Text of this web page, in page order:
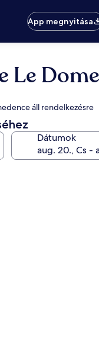
App megnyitása
Le
áll rendelkezésre
Dátumok